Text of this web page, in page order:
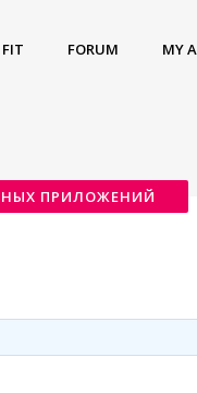
FIT FORUM MY
ПРИЛОЖЕНИЙ